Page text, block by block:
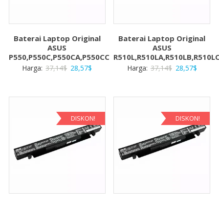
Baterai Laptop Original
ASUS
P550,P550C,P550CA,P550CC
Harga: 37,14$ Harga
28,57$
28,57$.
Baterai Laptop Original
ASUS
Harga: 37,14$ Harga
28,57$Harga
28,57$.
DISKON! DISKON!